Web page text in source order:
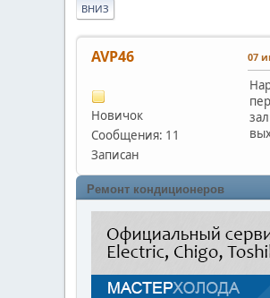
ВНИЗ
AVP46
Новичок
Сообщения: 11
Записан
07
Ремонт кондиционеров